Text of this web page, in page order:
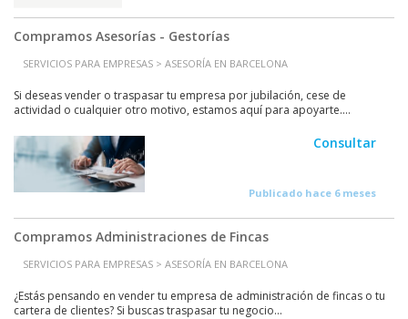
Compramos Asesorías - Gestorías
SERVICIOS PARA EMPRESAS > ASESORÍA EN BARCELONA
Si deseas vender o traspasar tu empresa por jubilación, cese de
actividad o cualquier otro motivo, estamos aquí para apoyarte....
Consultar
Publicado hace 6 meses
Compramos Administraciones de Fincas
SERVICIOS PARA EMPRESAS > ASESORÍA EN BARCELONA
¿Estás pensando en vender tu empresa de administración de fincas o tu
cartera de clientes? Si buscas traspasar tu negocio...